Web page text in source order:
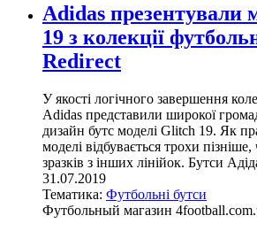
Adidas презентували
19 з колекції
Redirect
У якості логічного завершення
Adidas представили широкої
дизайн бутс моделі Glitch 19. Як
моделі відбувається трохи пізніше,
зразків з інших лінійок. Бутси
31.07.2019
Тематика: Футбольні бутси
Футбольный магазин